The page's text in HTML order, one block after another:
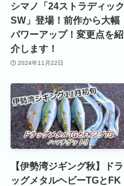
シマノ「24ストラディック
SW」登場！前作から大幅
パワーアップ！変更点を紹
介します！
2024年11月22日
【伊勢湾ジギング秋】ドラ
ッグメタルヘビーTGとFK